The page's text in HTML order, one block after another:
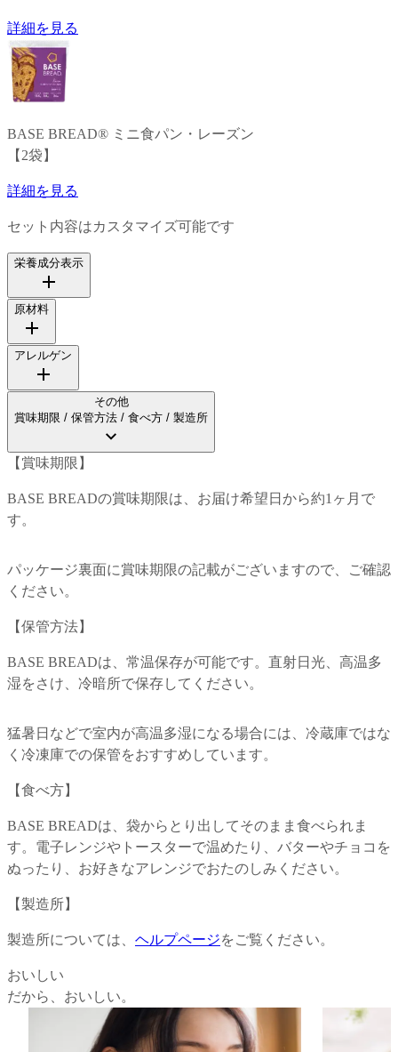
詳細を見る
BASE BREAD® ミニ食パン・レーズン
【 2袋 】
詳細を見る
セット内容はカスタマイズ可能です
栄養成分表示
原材料
アレルゲン
その他
賞味期限 / 保管方法 / 食べ方 / 製造所
【 賞味期限 】
BASE BREADの賞味期限は、お届け希望日から約1ヶ月で
す。
パッケージ裏面に賞味期限の記載がございますので、ご確認
ください。
【保管方法】
BASE BREADは、常温保存が可能です。直射日光、高温多
湿をさけ、冷暗所で保存してください。
猛暑日などで室内が高温多湿になる場合には、冷蔵庫ではな
く冷凍庫での保管をおすすめしています。
【食べ方】
BASE BREADは、袋からとり出してそのまま食べられま
す。電子レンジやトースターで温めたり、バターやチョコを
ぬったり、お好きなアレンジでおたのしみください。
【製造所】
製造所については、 ヘルプページをご覧ください。
おいしい
だから、おいしい。
独自の配合による、からだにいいのに美味
しいパン。
科学的ア